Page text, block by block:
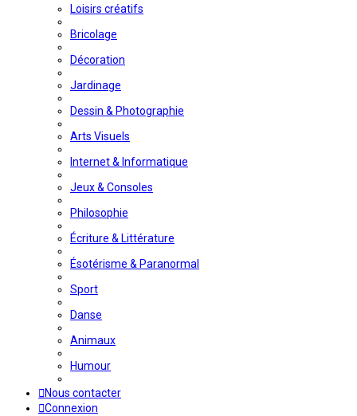
Loisirs créatifs
Bricolage
Décoration
Jardinage
Dessin & Photographie
Arts Visuels
Internet & Informatique
Jeux & Consoles
Philosophie
Écriture & Littérature
Ésotérisme & Paranormal
Sport
Danse
Animaux
Humour
Nous contacter
Connexion